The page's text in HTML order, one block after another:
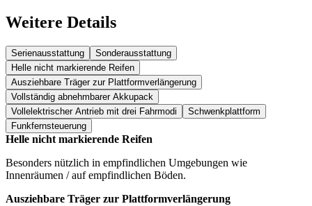
Weitere Details
Serienausstattung
Sonderausstattung
Helle nicht markierende Reifen
Ausziehbare Träger zur Plattformverlängerung
Vollständig abnehmbarer Akkupack
Vollelektrischer Antrieb mit drei Fahrmodi
Schwenkplattform
Funkfernsteuerung
Helle nicht markierende Reifen
Besonders nützlich in empfindlichen Umgebungen wie
Innenräumen / auf empfindlichen Böden.
Ausziehbare Träger zur Plattformverlängerung